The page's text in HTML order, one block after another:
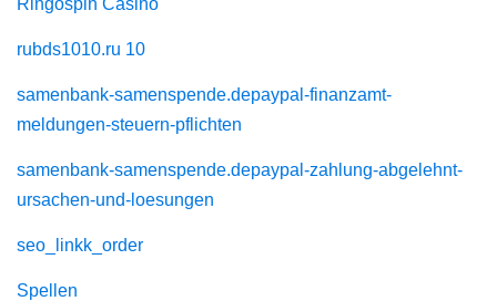
rubds1010.ru 10
samenbank-samenspende.depaypal-finanzamt-
meldungen-steuern-pflichten
samenbank-samenspende.depaypal-zahlung-abgelehnt-
ursachen-und-loesungen
seo_linkk_order
Spellen